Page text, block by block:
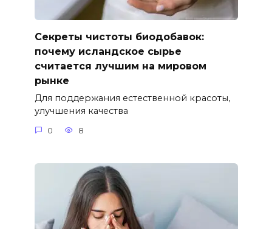
Секреты чистоты биодобавок:
почему исландское сырье
считается лучшим на мировом
рынке
Для поддержания естественной красоты,
улучшения качества
0 8